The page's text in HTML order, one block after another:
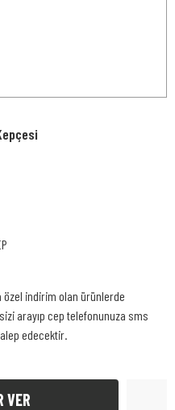
özel indirim olan ürünlerde
arayıp cep telefonunuza sms
edecektir.
VER